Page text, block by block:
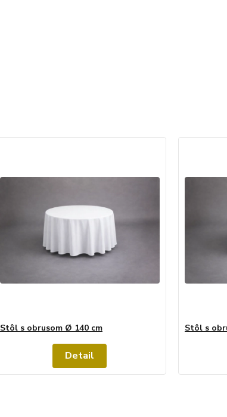
Stôl s obrusom Ø 140 cm
Detail
Stôl s